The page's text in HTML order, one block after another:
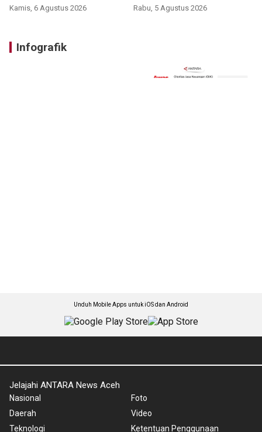
Kamis, 6 Agustus 2026 Rabu, 5 Agustus 2026
Infografik
Unduh Mobile Apps untuk iOS dan Android
Jelajahi ANTARA News Aceh
Nasional
Daerah
Teknologi
Foto
Video
Ketentuan Penggunaan